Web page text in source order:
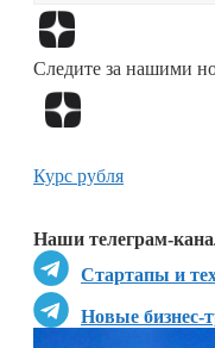
Следите за нашими
Наши телеграм-
Стартапы и
Новые бизнес-
Курс рубля